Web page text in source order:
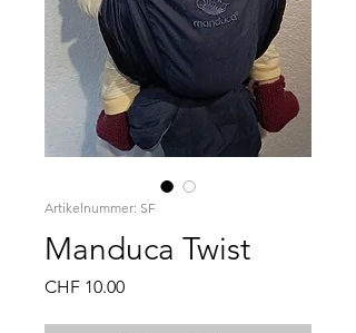
Artikelnummer: SF
Manduca Twist
CHF 10.00Preis